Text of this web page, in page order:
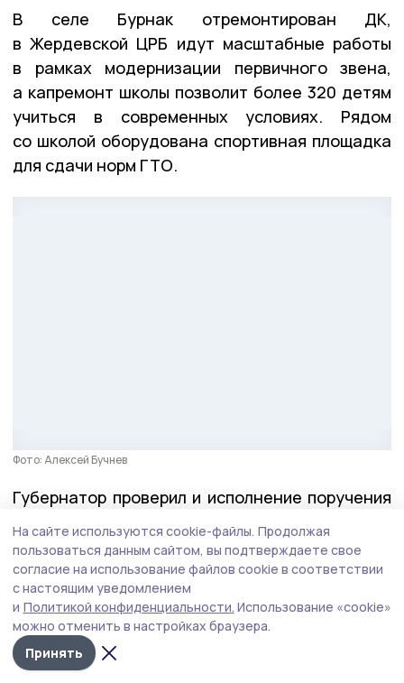
В селе Бурнак отремонтирован ДК,
в Жердевской ЦРБ идут масштабные работы
в рамках модернизации первичного звена,
а капремонт школы позволит более 320 детям
учиться в современных условиях. Рядом
со школой оборудована спортивная площадка
для сдачи норм ГТО.
Фото: Алексей Бучнев
Губернатор проверил и исполнение поручения
по капремонту крыши на улице Советской
в Жердевке. Подрядчик выполнил работы
в полном объёме и раньше обещанного срока.
Герои Тамбовщины
На этой неделе вместе с директором Высшей
На сайте используются cookie-файлы. Продолжая
пользоваться данным сайтом, вы подтверждаете свое
согласие на использование файлов cookie в соответствии
с настоящим уведомлением
и Политикой конфиденциальности. Использование «cookie»
можно отменить в настройках браузера.
Принять